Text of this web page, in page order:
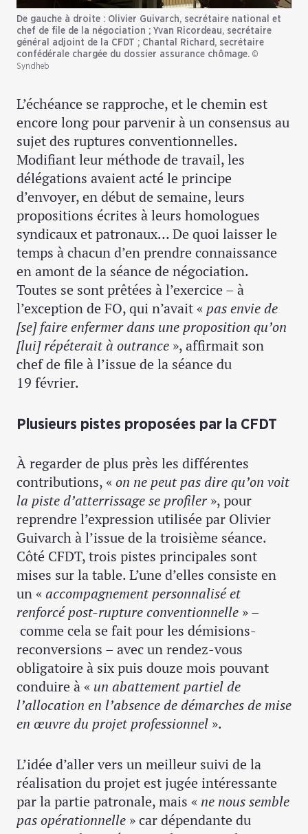
De gauche à droite : Olivier Guivarch, secrétaire national et
chef de file de la négociation ; Yvan Ricordeau, secrétaire
général adjoint de la CFDT ; Chantal Richard, secrétaire
confédérale chargée du dossier assurance chômage. ©
Syndheb
L’échéance se rapproche, et le chemin est
encore long pour parvenir à un consensus au
sujet des ruptures conventionnelles.
Modifiant leur méthode de travail, les
délégations avaient acté le principe
d’envoyer, en début de semaine, leurs
propositions écrites à leurs homologues
syndicaux et patronaux… De quoi laisser le
temps à chacun d’en prendre connaissance
en amont de la séance de négociation.
Toutes se sont prêtées à l’exercice – à
l’exception de FO, qui n’avait « pas envie de
[se] faire enfermer dans une proposition qu’on
[lui] répéterait à outrance », affirmait son
chef de file à l’issue de la séance du
19 février.
Plusieurs pistes proposées par la CFDT
À regarder de plus près les différentes
contributions, « on ne peut pas dire qu’on voit
la piste d’atterrissage se profiler», pour
reprendre l’expression utilisée par Olivier
Guivarch à l’issue de la troisième séance.
Côté CFDT, trois pistes principales sont
mises sur la table. L’une d’elles consiste en
un « accompagnement personnalisé et
renforcé post-rupture conventionnelle » –
comme cela se fait pour les démisions-
reconversions – avec un rendez-vous
obligatoire à six puis douze mois pouvant
conduire à « un abattement partiel de
l’allocation en l’absence de démarches de mise
en œuvre du projet professionnel ».
L’idée d’aller vers un meilleur suivi de la
réalisation du projet est jugée intéressante
par la partie patronale, mais « ne nous semble
pas opérationnelle » car dépendante du